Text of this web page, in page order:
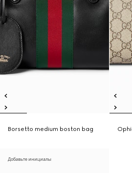
Borsetto medium boston bag
Добавьте инициалы